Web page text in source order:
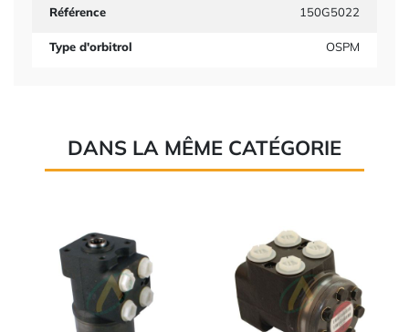
Référence 150G5022
Type d'orbitrol OSPM
DANS LA MÊME CATÉGORIE